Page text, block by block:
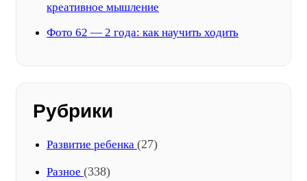
креативное мышление
Фото 62 — 2 года: как научить ходить
Рубрики
Развитие ребенка (27)
Разное (338)